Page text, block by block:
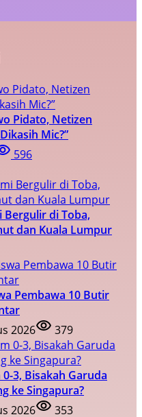
Pidato, Netizen
Mic?”
596
Bergulir di Toba,
dan Kuala Lumpur
Pembawa 10 Butir
2026 379
3, Bisakah Garuda
ke Singapura?
2026 353